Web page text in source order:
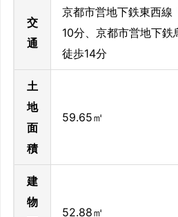
交
通
京都市営地下鉄東西線
10分、京都市営地下鉄
徒歩14分
土
地
面
積
59.65㎡
建
物
52.88㎡